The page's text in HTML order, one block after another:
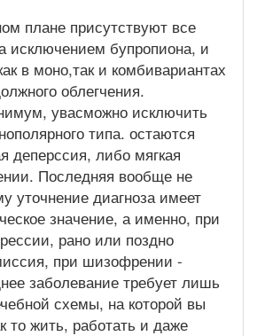
плане присутствуют все
исключением бупропиона, и
в моно,так и комбивариантах
облегчения.
увасможно исключить
типа. остаются
деперссия, либо мягкая
Последняя вообще не
уточнение диагноза имеет
значение, а именно, при
рано или поздно
при шизофрении -
заболевание требует лишь
схемы, на которой вы
то жить, работать и даже